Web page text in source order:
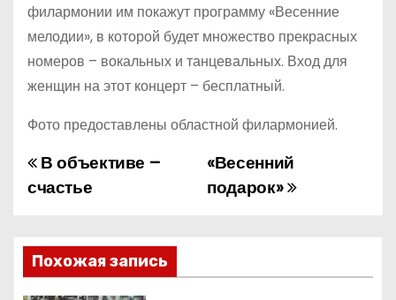
филармонии им покажут программу «Весенние
мелодии», в которой будет множество прекрасных
номеров – вокальных и танцевальных. Вход для
женщин на этот концерт – бесплатный.
Фото предоставлены областной филармонией.
Н
в
и
«Весенний
подарок»
В объективе –
счастье
Похожая запись